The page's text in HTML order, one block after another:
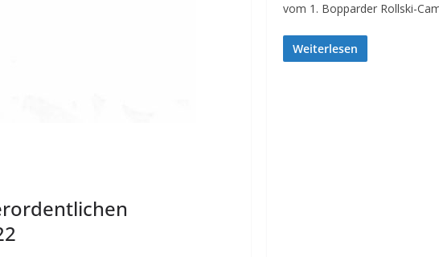
vom 1. Bopparder Rollski-
Weiterlesen